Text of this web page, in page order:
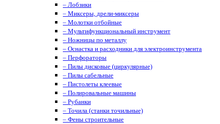
– Лобзики
– Миксеры, дрели-миксеры
– Молотки отбойные
– Мультифункциональный инструмент
– Ножницы по металлу
– Оснастка и расходники для электроинструмента
– Перфораторы
– Пилы дисковые (циркулярные)
– Пилы сабельные
– Пистолеты клеевые
– Полировальные машины
– Рубанки
– Точила (станки точильные)
– Фены строительные